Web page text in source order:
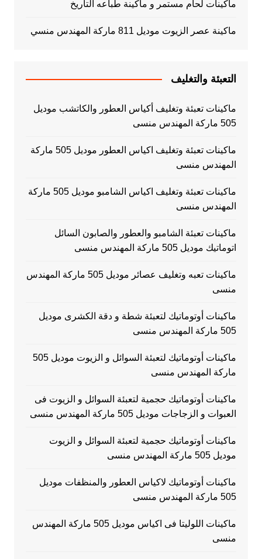
ماكينات لحام مستمر و ماكينة طباعه التاريخ
ماكينة عصر الزيوت موديل 811 ماركة المهندس منسي
التعبئة والتغليف
ماكينات تعبئة وتغليف أكياس العطور والكاتشب موديل
505 ماركة المهندس منسى
ماكينات تعبئة وتغليف اكياس العطور موديل 505 ماركة
المهندس منسى
ماكينات تعبئة وتغليف اكياس الشامبو موديل 505 ماركة
المهندس منسى
ماكينات تعبئة الشامبو والعطور والصابون السائل
اتوماتيك موديل 505 ماركة المهندس منسى
ماكينات تعبه وتغليف عصائر موديل 505 ماركة المهندس
منسى
ماكينات أوتوماتيك لتعبئة شطة و دقة الكشرى موديل
505 ماركة المهندس منسى
ماكينات أوتوماتيك لتعبئة السوائل و الزيوت موديل 505
ماركة المهندس منسى
ماكينات أوتوماتيك حجمية لتعبئة السوائل و الزيوت فى
العبوات و الزجاجات موديل 505 ماركة المهندس منسى
ماكينات أوتوماتيك حجمية لتعبئة السوائل و الزيوت
موديل 505 ماركة المهندس منسى
ماكينات أوتوماتيك لاكياس العطور والمنظفات موديل
505 ماركة المهندس منسى
ماكينات اللوليتا فى اكياس موديل 505 ماركة المهندس
منسى